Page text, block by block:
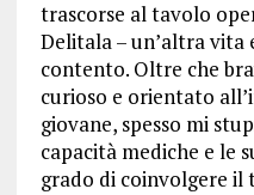
trascorse al tavolo
Delitala – un’altra vita
contento. Oltre che
curioso e orientato
giovane, spesso mi
capacità mediche e le
grado di coinvolgere il